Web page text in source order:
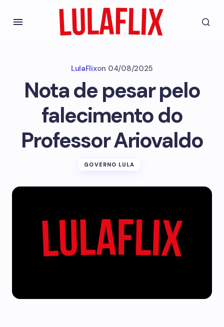
LulaFlixon 04/08/2025
Nota de pesar pelo
falecimento do
Professor Ariovaldo
GOVERNO LULA